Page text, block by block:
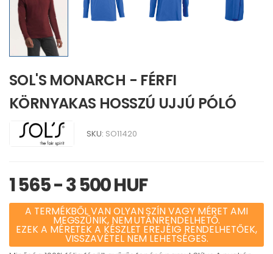
SOL'S MONARCH - FÉRFI
KÖRNYAKAS HOSSZÚ UJJÚ PÓLÓ
SKU: SO11420
1 565 - 3 500 HUF
A TERMÉKBŐL VAN OLYAN SZÍN VAGY MÉRET AMI
MEGSZŰNIK, NEM UTÁNRENDELHETŐ.
EZEK A MÉRETEK A KÉSZLET EREJÉIG RENDELHETŐEK,
VISSZAVÉTEL NEM LEHETSÉGES.